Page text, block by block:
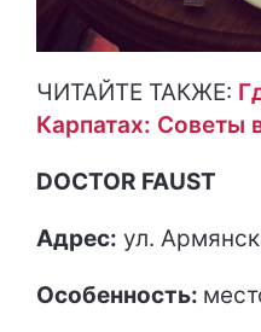
ЧИТАЙТЕ ТАКЖЕ:
Карпатах: Советы
DOCTOR FAUST
Адрес: ул.
Особенность: